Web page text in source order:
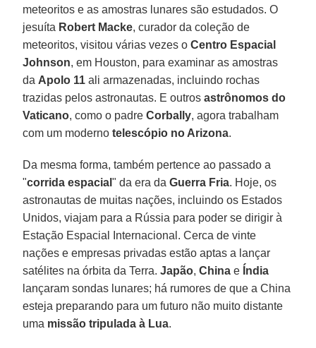
meteoritos e as amostras lunares são estudados. O
jesuíta Robert Macke, curador da coleção de
meteoritos, visitou várias vezes oCentro Espacial
Johnson, em Houston, para examinar as amostras
da Apolo 11 ali armazenadas, incluindo rochas
trazidas pelos astronautas. E outrosastrônomos do
Vaticano, como o padreCorbally, agora trabalham
com um modernotelescópio no Arizona.
Da mesma forma, também pertence ao passado a
"corrida espacial" da era daGuerra Fria. Hoje, os
astronautas de muitas nações, incluindo os Estados
Unidos, viajam para a Rússia para poder se dirigir à
Estação Espacial Internacional. Cerca de vinte
nações e empresas privadas estão aptas a lançar
satélites na órbita da Terra.Japão,China e Índia
lançaram sondas lunares; há rumores de que a China
esteja preparando para um futuro não muito distante
uma missão tripulada à Lua.